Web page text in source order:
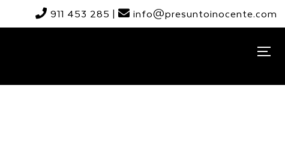
911 453 285 | info@presuntoinocente.com